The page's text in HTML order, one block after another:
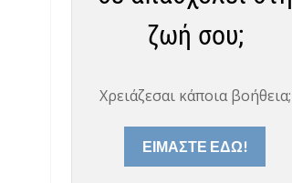
ζωή σου;
Χρειάζεσαι κάποια βοήθεια;
ΕΙΜΑΣΤΕ ΕΔΩ!